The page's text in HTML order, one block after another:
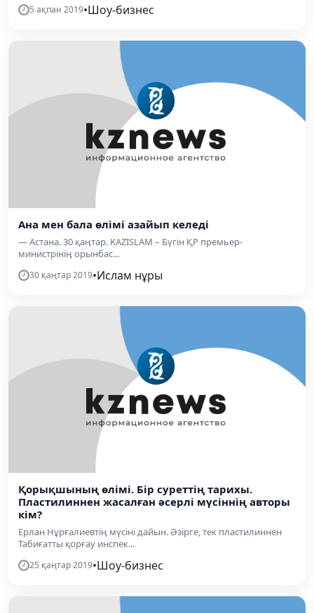
5 ақпан 2019•Шоу-бизнес
Ана мен бала өлімі азайып келеді
— Астана. 30 қаңтар. KAZISLAM – Бүгін ҚР премьер-
министрінің орынбас...
30 қаңтар 2019•Ислам нұры
Қорықшының өлімі. Бір суреттің тарихы.
Пластилиннен жасалған әсерлі мүсіннің авторы
кім?
Ерлан Нұрғалиевтің мүсіні дайын. Әзірге, тек пластилиннен
Табиғатты қорғау инспек...
25 қаңтар 2019•Шоу-бизнес